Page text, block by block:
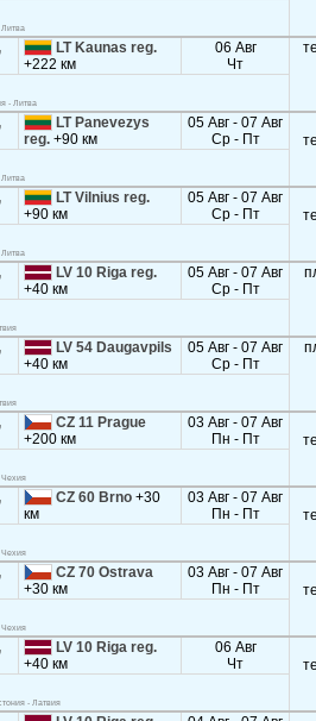
Литва
LT Kaunas reg.
+222 км
06 Авг
Чт
- Литва
LT Panevezys
reg.+90 км
05 Авг - 07 Авг
Ср - Пт
Литва
LT Vilnius reg.
+90 км
05 Авг - 07 Авг
Ср - Пт
Литва
LV 10 Riga reg.
+40 км
05 Авг - 07 Авг
Ср - Пт
LV 54 Daugavpils
+40 км
05 Авг - 07 Авг
Ср - Пт
CZ 11 Prague
+200 км
03 Авг - 07 Авг
Пн - Пт
Чехия
CZ 60 Brno+30
км
03 Авг - 07 Авг
Пн - Пт
Чехия
CZ 70 Ostrava
+30 км
03 Авг - 07 Авг
Пн - Пт
Чехия
LV 10 Riga reg.
+40 км
06 Авг
Чт
- Латвия